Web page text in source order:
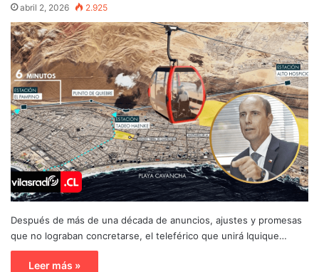
abril 2, 2026 2.925
Después de más de una década de anuncios, ajustes y promesas
que no lograban concretarse, el teleférico que unirá Iquique…
Leer más »